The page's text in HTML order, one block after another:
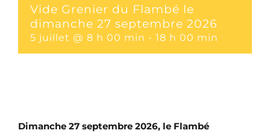
Vide Grenier du Flambé le
dimanche 27 septembre 2026
5 juillet @ 8 h 00 min - 18 h 00 min
Dimanche 27 septembre 2026, le Flambé